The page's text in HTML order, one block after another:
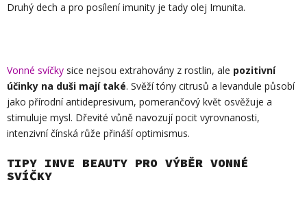
Druhý dech a pro posílení imunity je tady olej Imunita.
Vonné svíčky sice nejsou extrahovány z rostlin, ale pozitivní
účinky na duši mají také. Svěží tóny citrusů a levandule působí
jako přírodní antidepresivum, pomerančový květ osvěžuje a
stimuluje mysl. Dřevité vůně navozují pocit vyrovnanosti,
intenzivní čínská růže přináší optimismus.
TIPY INVE BEAUTY PRO VÝBĚR VONNÉ
SVÍČKY